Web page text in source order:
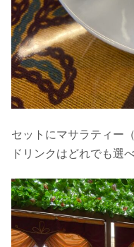
セットにマサラティー
ドリンクはどれでも選